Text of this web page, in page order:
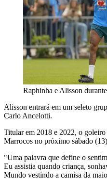
Raphinha e Alisson
Alisson entrará em um seleto
Carlo Ancelotti.
Titular em 2018 e 2022, o
Marrocos no próximo sábado
"Uma palavra que define o
Eu assistia quando criança,
Mundo vestindo a camisa da